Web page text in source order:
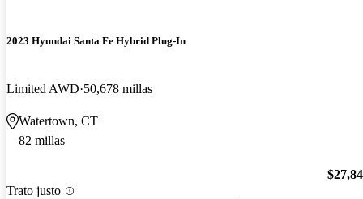
2023 Hyundai Santa Fe Hybrid Plug-In
Limited AWD 50,678 millas
Watertown, CT
82 millas
Trato justo